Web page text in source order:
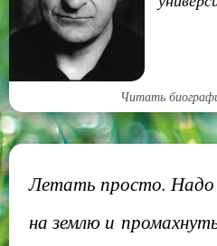
Читать
Летать просто.
на землю и